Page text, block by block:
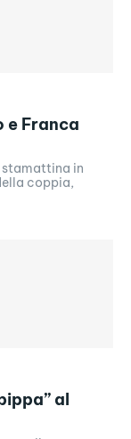
e Franca
in
coppia,
al